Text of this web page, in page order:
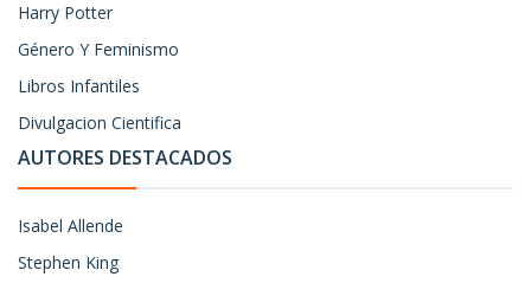
Harry Potter
Género Y Feminismo
Libros Infantiles
Divulgacion Cientifica
AUTORES DESTACADOS
Isabel Allende
Stephen King